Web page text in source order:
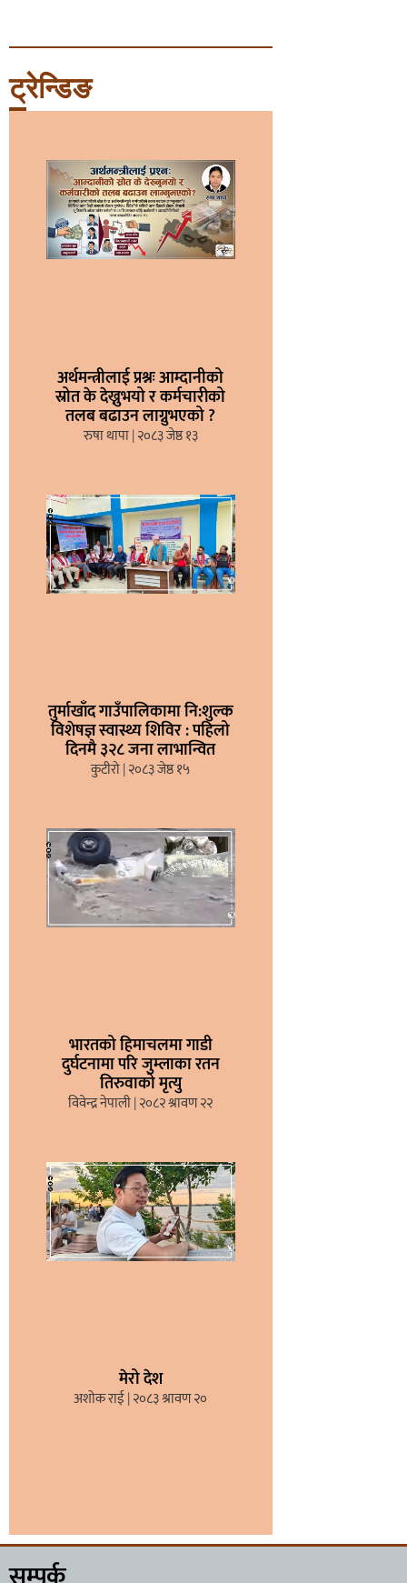
ट्रेन्डिङ
अर्थमन्त्रीलाई प्रश्नः आम्दानीको
स्रोत के देख्नुभयो र कर्मचारीको
तलब बढाउन लाग्नुभएको ?
रुषा थापा २०८३ जेष्ठ १३
तुर्माखाँद गाउँपालिकामा नि:शुल्क
विशेषज्ञ स्वास्थ्य शिविर : पहिलो
दिनमै ३२८ जना लाभान्वित
कुटीरो २०८३ जेष्ठ १५
भारतको हिमाचलमा गाडी
दुर्घटनामा परि जुम्लाका रतन
तिरुवाको मृत्यु
विवेन्द्र नेपाली २०८२ श्रावण २२
मेरो देश
अशोक राई २०८३ श्रावण २०